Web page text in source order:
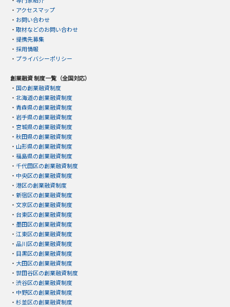
・ アクセスマップ
・ お問い合わせ
・ 取材などのお問い合わせ
・ 提携先募集
・ 採用情報
・ プライバシーポリシー
創業融資 制度一覧（全国対応）
・ 国の創業融資制度
・ 北海道の創業融資制度
・ 青森県の創業融資制度
・ 岩手県の創業融資制度
・ 宮城県の創業融資制度
・ 秋田県の創業融資制度
・ 山形県の創業融資制度
・ 福島県の創業融資制度
・ 千代田区の創業融資制度
・ 中央区の創業融資制度
・ 港区の創業融資制度
・ 新宿区の創業融資制度
・ 文京区の創業融資制度
・ 台東区の創業融資制度
・ 墨田区の創業融資制度
・ 江東区の創業融資制度
・ 品川区の創業融資制度
・ 目黒区の創業融資制度
・ 大田区の創業融資制度
・ 世田谷区の創業融資制度
・ 渋谷区の創業融資制度
・ 中野区の創業融資制度
・ 杉並区の創業融資制度